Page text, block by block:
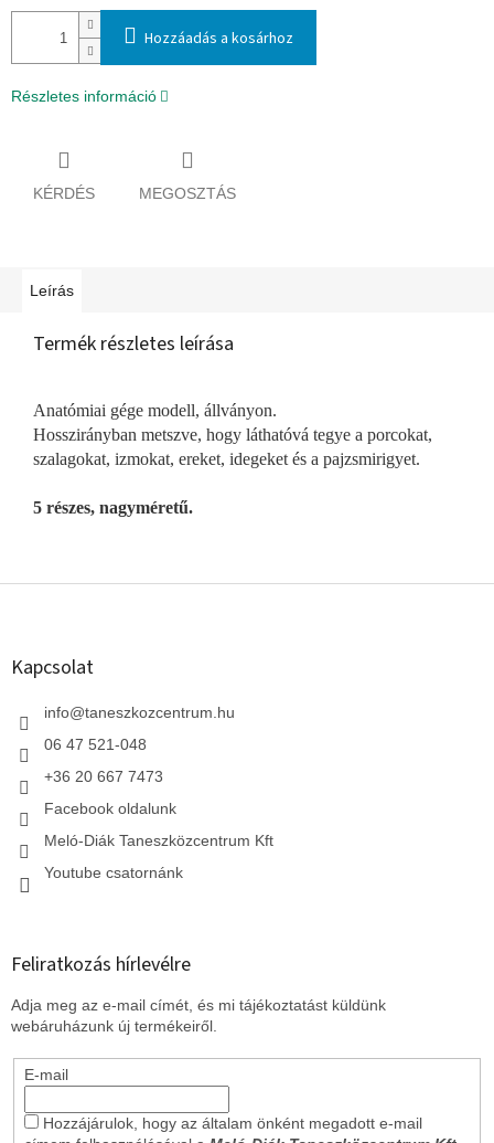
Hozzáadás a kosárhoz
Részletes információ
KÉRDÉS MEGOSZTÁS
Leírás
Termék részletes leírása
Anatómiai gége modell, állványon.
Hosszirányban metszve, hogy láthatóvá tegye a porcokat,
szalagokat, izmokat, ereket, idegeket és a pajzsmirigyet.
5 részes, nagyméretű.
L
Kapcsolat
info@taneszkozcentrum.hu
06 47 521-048
+36 20 667 7473
Facebook oldalunk
Meló-Diák Taneszközcentrum Kft
Youtube csatornánk
Feliratkozás hírlevélre
Adja meg az e-mail címét, és mi tájékoztatást küldünk
webáruházunk új termékeiről.
E-mail
Hozzájárulok, hogy az általam önként megadott e-mail